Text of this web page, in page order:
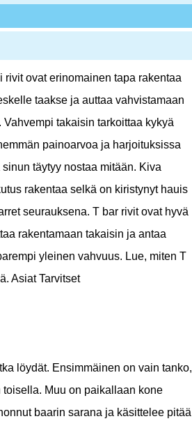
rivit ovat erinomainen tapa rakentaa
taakse ja auttaa vahvistamaan
Vahvempi takaisin tarkoittaa kykyä
painoarvoa ja harjoituksissa
täytyy nostaa mitään. Kiva
rakentaa selkä on kiristynyt hauis
seurauksena. T bar rivit ovat hyvä
rakentamaan takaisin ja antaa
yleinen vahvuus. Lue, miten T
Asiat Tarvitset
löydät. Ensimmäinen on vain tanko,
Muu on paikallaan kone
baarin sarana ja käsittelee pitää